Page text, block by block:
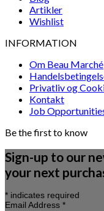
Artikler
Wishlist
INFORMATION
Om Beau Marché
Privatliv og
Kontakt
Job
Be the first to know
Sign-up to our
your next
* indicates required
Email Address *